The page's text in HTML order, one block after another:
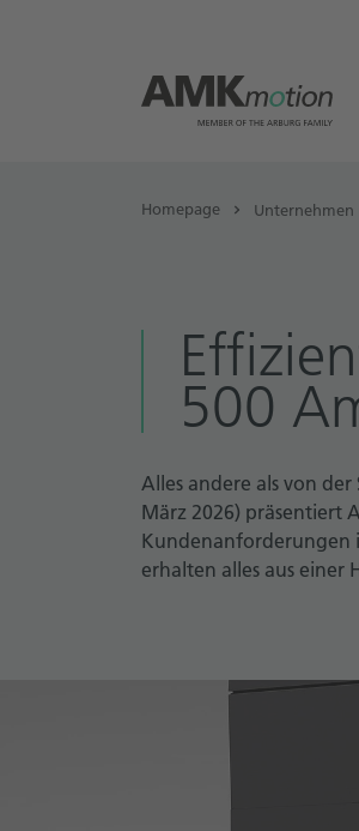
Homepage Unternehmen
500
Alles andere als von
März 2026) präsentiert
Kundenanforderungen
erhalten alles aus einer